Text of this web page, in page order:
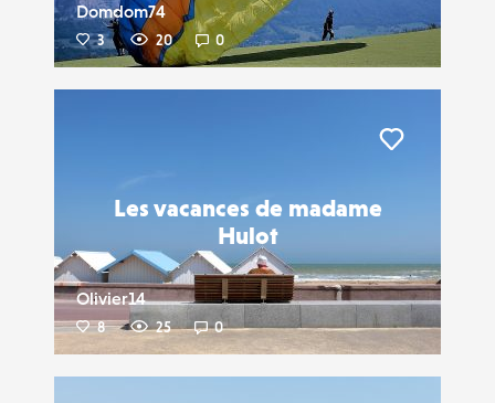
Domdom74
3 20 0
Les vacances de madame
Hulot
Olivier14
8 25 0